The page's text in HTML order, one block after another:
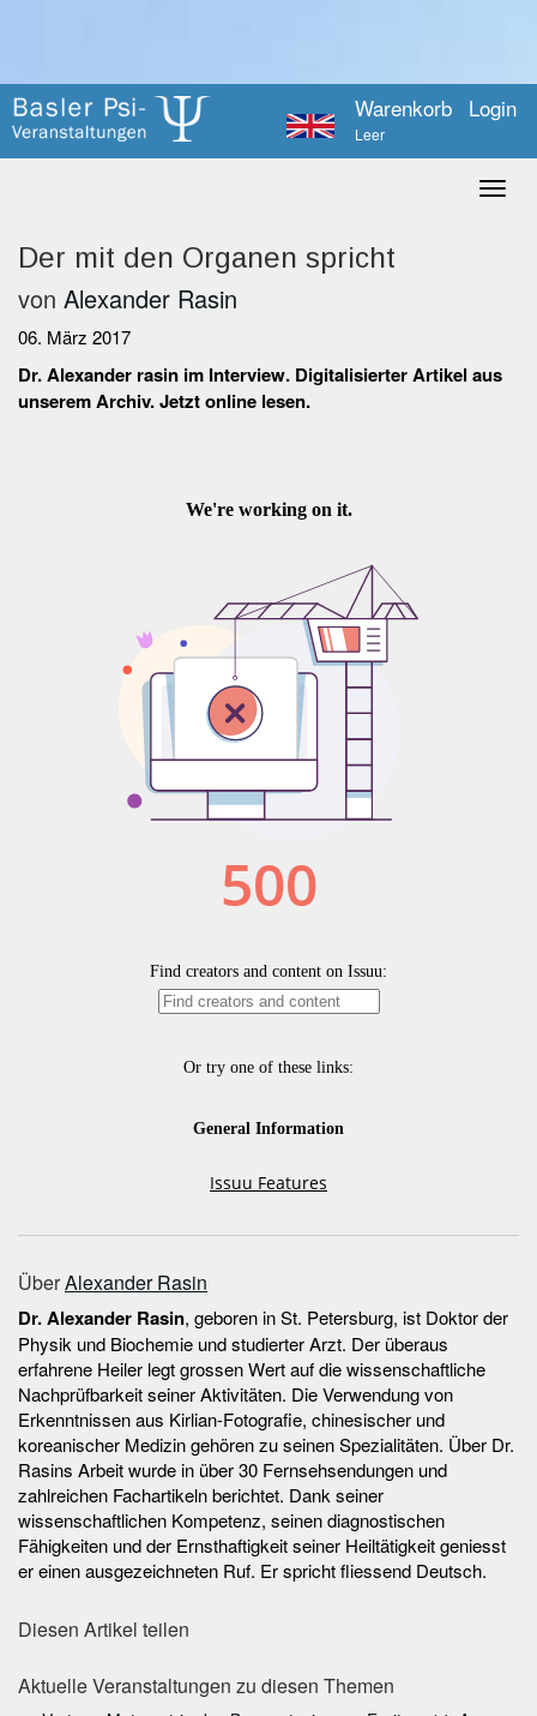
Login
Warenkorb
Leer
Der mit den Organen spricht
von Alexander Rasin
06. März 2017
Dr. Alexander rasin im Interview. Digitalisierter Artikel aus
unserem Archiv. Jetzt online lesen.
ÜberAlexander Rasin
Dr. Alexander Rasin, geboren in St. Petersburg, ist Doktor der
Physik und Bio­chemie und studierter Arzt. Der überaus
erfahrene Heiler legt grossen Wert auf die wissenschaftliche
Nachprüfbarkeit seiner Aktivitäten. Die Verwendung von
Erkenntnissen aus Kirlian-Fotografie, chinesischer und
koreanischer Medizin gehören zu seinen Spezialitäten. Über Dr.
Rasins Arbeit wurde in über 30 Fernsehsendungen und
zahlreichen Fachartikeln berichtet. Dank seiner
wissenschaftlichen Kompetenz, seinen diagnostischen
Fähigkeiten und der Ernsthaftigkeit seiner Heiltätigkeit geniesst
er einen ausgezeichneten Ruf. Er spricht fliessend Deutsch.
Diesen Artikel teilen
Aktuelle Veranstaltungen zu diesen Themen